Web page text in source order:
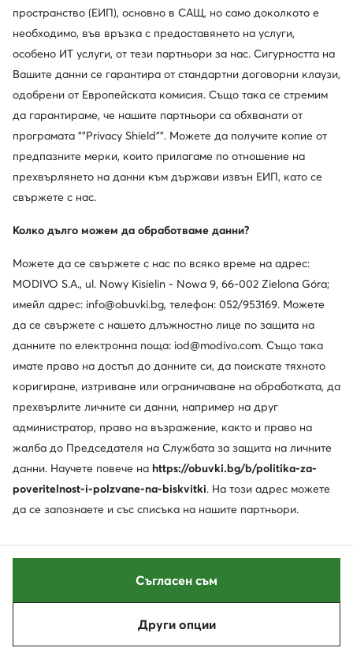
още 35% Код: SUMMER
Pikolinos
Сандали · Син · 7 cm
Актуална цена
Редовна цена140,09 €-28%
Най-ниска цена111,99 €-10%
още 15% Код: SUMMER
Сандали · Син · 5 cm
Актуална цена
63,99
Редовна цена132,42 €-51%
Най-ниска цена89,99 €-28%
-27%
Сандали · Син · 8 cm
-16%
Berkemann
Сандали · Син
Актуална цена
73,99
пространство (ЕИП), основно в САЩ, но само доколкото е
необходимо, във връзка с предоставянето на услуги,
особено ИТ услуги, от тези партньори за нас. Сигурността на
Вашите данни се гарантира от стандартни договорни клаузи,
одобрени от Европейската комисия. Също така се стремим
да гарантираме, че нашите партньори са обхванати от
програмата ""Privacy Shield"". Можете да получите копие от
предпазните мерки, които прилагаме по отношение на
прехвърлянето на данни към държави извън ЕИП, като се
свържете с нас.
Колко дълго можем да обработваме данни?
Можете да се свържете с нас по всяко време на адрес:
MODIVO S.A., ul. Nowy Kisielin - Nowa 9, 66-002 Zielona Góra;
имейл адрес: info@obuvki.bg, телефон: 052/953169. Можете
да се свържете с нашето длъжностно лице по защита на
данните по електронна поща: iod@modivo.com. Също така
имате право на достъп до данните си, да поискате тяхното
коригиране, изтриване или ограничаване на обработката, да
прехвърлите личните си данни, например на друг
администратор, право на възражение, както и право на
жалба до Председателя на Службата за защита на личните
данни. Научете повече на https://obuvki.bg/b/politika-za-
poveritelnost-i-polzvane-na-biskvitki. На този адрес можете
да се запознаете и със списъка на нашите партньори.
Други опции
Съгласен съм